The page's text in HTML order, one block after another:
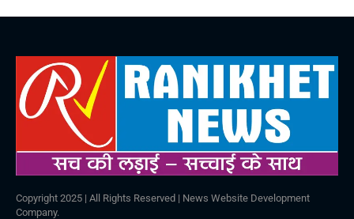
Copyright 2025 | All Rights Reserved | News Website Development
Company.